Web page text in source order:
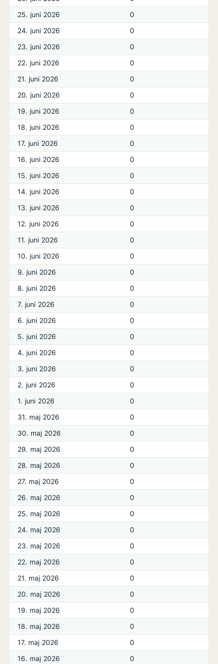
25. juni 2026
0
24. juni 2026
0
23. juni 2026
0
22. juni 2026
0
21. juni 2026
0
20. juni 2026
0
19. juni 2026
0
18. juni 2026
0
17. juni 2026
0
16. juni 2026
0
15. juni 2026
0
14. juni 2026
0
13. juni 2026
0
12. juni 2026
0
11. juni 2026
0
10. juni 2026
0
9. juni 2026
0
8. juni 2026
0
7. juni 2026
0
6. juni 2026
0
5. juni 2026
0
4. juni 2026
0
3. juni 2026
0
2. juni 2026
0
1. juni 2026
0
31. maj 2026
0
30. maj 2026
0
29. maj 2026
0
28. maj 2026
0
27. maj 2026
0
26. maj 2026
0
25. maj 2026
0
24. maj 2026
0
23. maj 2026
0
22. maj 2026
0
21. maj 2026
0
20. maj 2026
0
19. maj 2026
0
18. maj 2026
0
17. maj 2026
0
16. maj 2026
0